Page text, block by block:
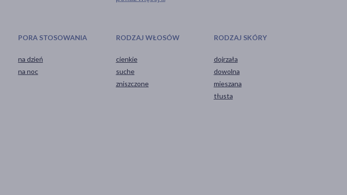
PORA STOSOWANIA
na dzień
na noc
RODZAJ WŁOSÓW
cienkie
suche
zniszczone
RODZAJ SKÓRY
dojrzała
dowolna
mieszana
tłusta